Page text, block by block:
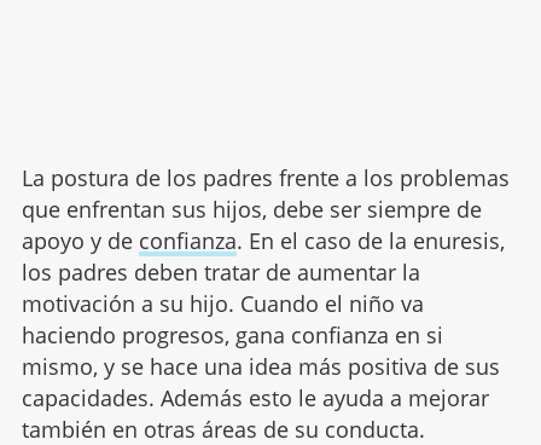
La postura de los padres frente a los problemas
que enfrentan sus hijos, debe ser siempre de
apoyo y de confianza. En el caso de la enuresis,
los padres deben tratar de aumentar la
motivación a su hijo. Cuando el niño va
haciendo progresos, gana confianza en si
mismo, y se hace una idea más positiva de sus
capacidades. Además esto le ayuda a mejorar
también en otras áreas de su conducta.